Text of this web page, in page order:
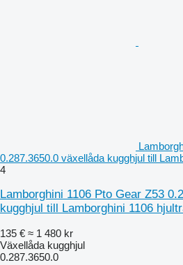
0.287.3650.0 växellåda kugghjul till
4
Lamborghini 1106 Pto Gear Z53
kugghjul till Lamborghini 1106
135 € ≈ 1 480 kr
Växellåda kugghjul
0.287.3650.0